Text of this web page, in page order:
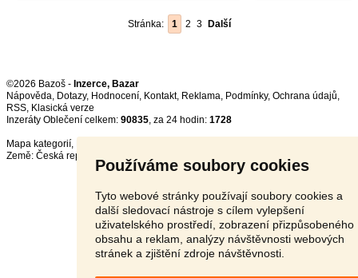
Používáme soubory cookies
Tyto webové stránky používají soubory cookies a
další sledovací nástroje s cílem vylepšení
uživatelského prostředí, zobrazení přizpůsobeného
obsahu a reklam, analýzy návštěvnosti webových
stránek a zjištění zdroje návštěvnosti.
Stránka: 1 2 3 Další
©2026 Bazoš - Inzerce, Bazar
Nápověda, Dotazy, Hodnocení, Kontakt, Reklama, Podmínky, Ochrana údajů,
RSS,
Inzeráty Oblečení celkem: 90835, za 24 hodin: 1728
Mapa kategorií,
Země: Česká republika